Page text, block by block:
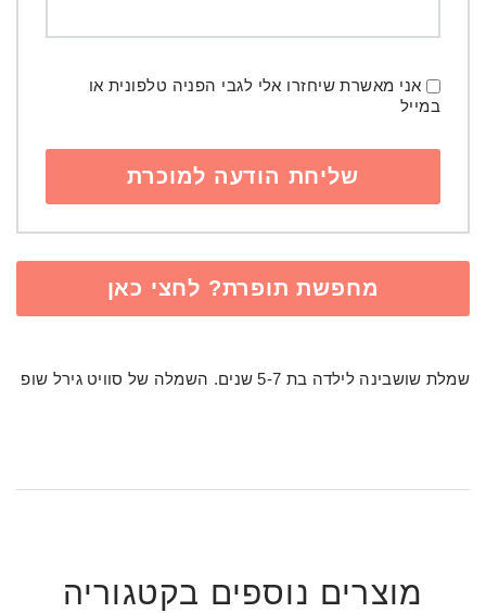
אני מאשרת שיחזרו אלי לגבי הפניה טלפונית או
במייל
מחפשת תופרת? לחצי כאן
שמלת שושבינה לילדה בת 5-7 שנים. השמלה של סוויט גירל שופ
מוצרים נוספים בקטגוריה